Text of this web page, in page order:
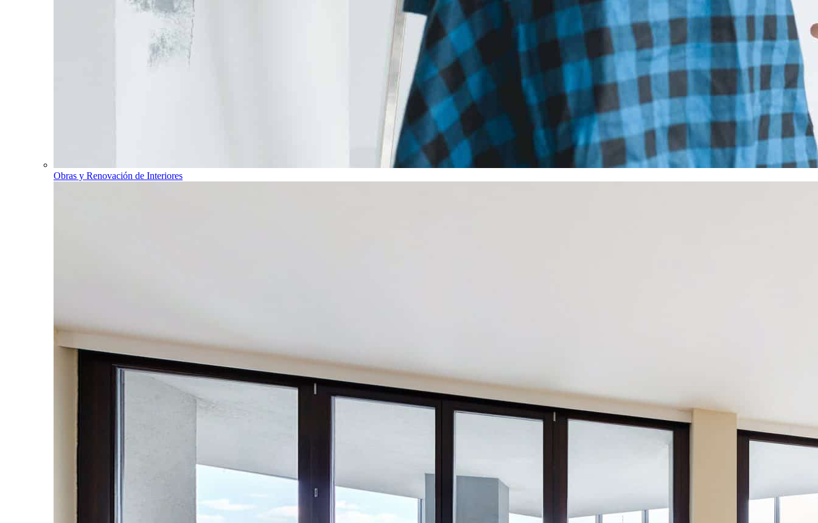
Obras y Renovación de Interiores